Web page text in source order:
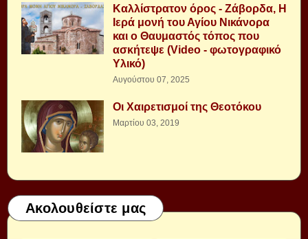
Καλλίστρατον όρος - Ζάβορδα, Η
Ιερά μονή του Αγίου Νικάνορα
και ο Θαυμαστός τόπος που
ασκήτεψε (Video - φωτογραφικό
Υλικό)
Αυγούστου 07, 2025
Οι Χαιρετισμοί της Θεοτόκου
Μαρτίου 03, 2019
Ακολουθείστε μας